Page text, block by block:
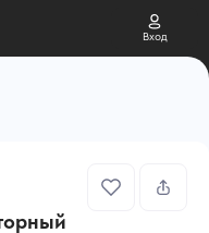
Вход